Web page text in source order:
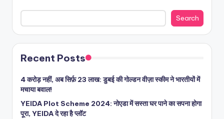
Search
Recent Posts
4 करोड़ नहीं, अब सिर्फ़ 23 लाख: डुबई की गोल्डन वीज़ा स्कीम ने भारतीयों में
मचाया बवाल!
YEIDA Plot Scheme 2024: नोएडा में सस्ता घर पाने का सपना होगा
पूरा, YEIDA दे रहा है प्लॉट